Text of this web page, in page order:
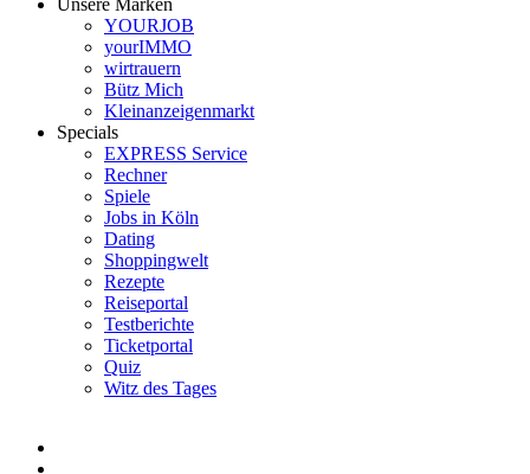
Unsere Marken
YOURJOB
yourIMMO
wirtrauern
Bütz Mich
Kleinanzeigenmarkt
Specials
EXPRESS Service
Rechner
Spiele
Jobs in Köln
Dating
Shoppingwelt
Rezepte
Reiseportal
Testberichte
Ticketportal
Quiz
Witz des Tages